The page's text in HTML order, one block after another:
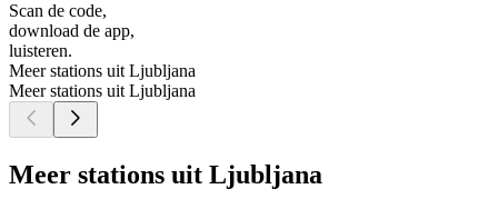
Scan de code,
download de app,
luisteren.
Meer stations uit Ljubljana
Meer stations uit Ljubljana
Meer stations uit Ljubljana